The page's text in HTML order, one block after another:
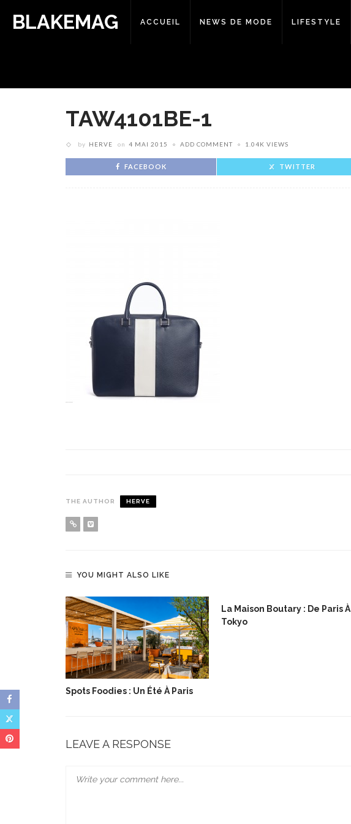
BLAKEMAG ACCUEIL NEWS DE MODE LIFESTYLE
TAW4101BE-1
by HERVE on 4 MAI 2015 ADD COMMENT 1.04K VIEWS
FACEBOOK TWITTER
THE AUTHOR HERVE
YOU MIGHT ALSO LIKE
Spots Foodies : Un Été À Paris
La Maison Boutary : De Paris À
Tokyo
LEAVE A RESPONSE